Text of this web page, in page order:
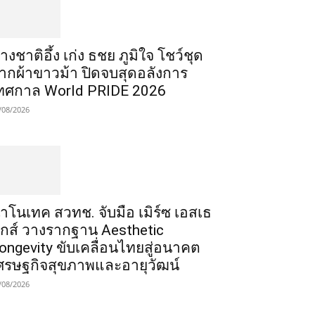
งชาติอึ้ง เก่ง ธชย ภูมิใจ โชว์ชุด
กผ้าขาวม้า ปิดจบสุดอลังการ
ศกาล World PRIDE 2026
2026
โนเทค สวทช. จับมือ เมิร์ซ เอสเธ
ส์ วางรากฐาน Aesthetic
ขับเคลื่อนไทยสู่อนาคต
รษฐกิจสุขภาพและอายุวัฒน์
2026